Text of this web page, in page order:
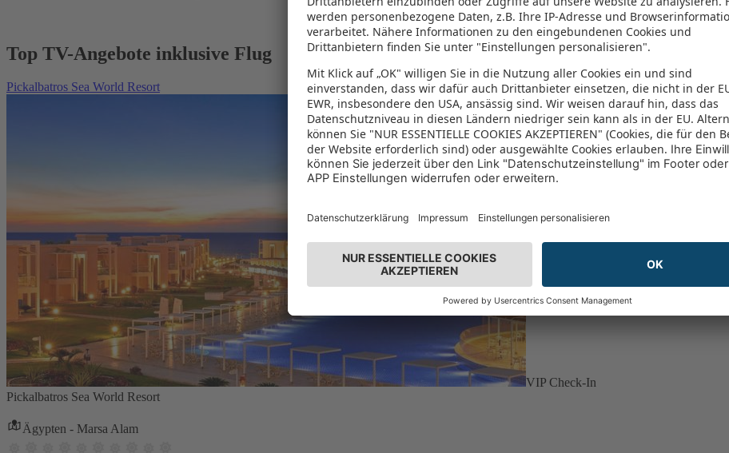
Top TV-Angebote inklusive Flug
Pickalbatros Sea World Resort
VIP Check-In
Pickalbatros Sea World Resort
Ägypten - Marsa Alam